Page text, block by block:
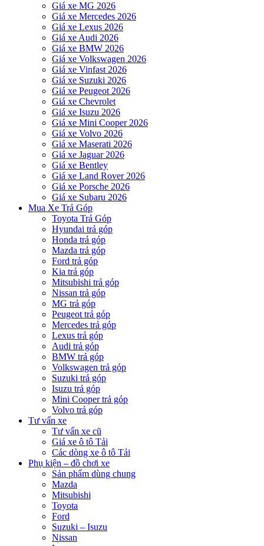
Giá xe MG 2026
Giá xe Mercedes 2026
Giá xe Lexus 2026
Giá xe Audi 2026
Giá xe BMW 2026
Giá xe Volkswagen 2026
Giá xe Vinfast 2026
Giá xe Suzuki 2026
Giá xe Peugeot 2026
Giá xe Chevrolet
Giá xe Isuzu 2026
Giá xe Mini Cooper 2026
Giá xe Volvo 2026
Giá xe Maserati 2026
Giá xe Jaguar 2026
Giá xe Bentley
Giá xe Land Rover 2026
Giá xe Porsche 2026
Giá xe Subaru 2026
Mua Xe Trả Góp
Toyota Trả Góp
Hyundai trả góp
Honda trả góp
Mazda trả góp
Ford trả góp
Kia trả góp
Mitsubishi trả góp
Nissan trả góp
MG trả góp
Peugeot trả góp
Mercedes trả góp
Lexus trả góp
Audi trả góp
BMW trả góp
Volkswagen trả góp
Suzuki trả góp
Isuzu trả góp
Mini Cooper trả góp
Volvo trả góp
Tư vấn xe
Tư vấn xe cũ
Giá xe ô tô Tải
Các dòng xe ô tô Tải
Phụ kiện – đồ chơi xe
Sản phẩm dùng chung
Mazda
Mitsubishi
Toyota
Ford
Suzuki – Isuzu
Nissan